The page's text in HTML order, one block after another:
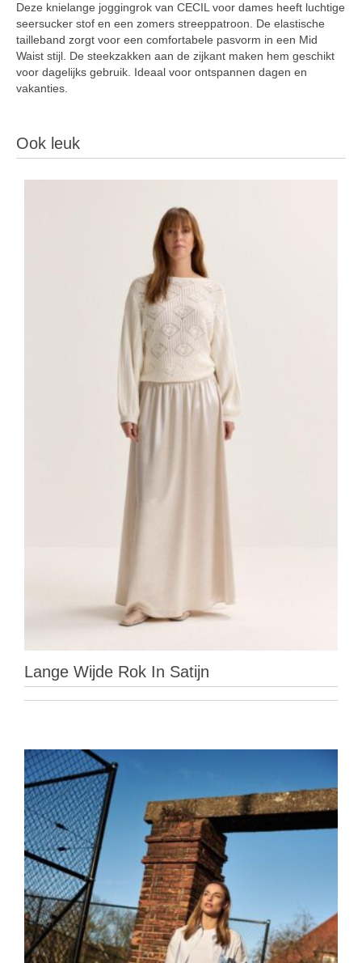
Deze knielange joggingrok van CECIL voor dames heeft luchtige
seersucker stof en een zomers streeppatroon. De elastische
tailleband zorgt voor een comfortabele pasvorm in een Mid
Waist stijl. De steekzakken aan de zijkant maken hem geschikt
voor dagelijks gebruik. Ideaal voor ontspannen dagen en
vakanties.
Ook leuk
Lange Wijde Rok In Satijn